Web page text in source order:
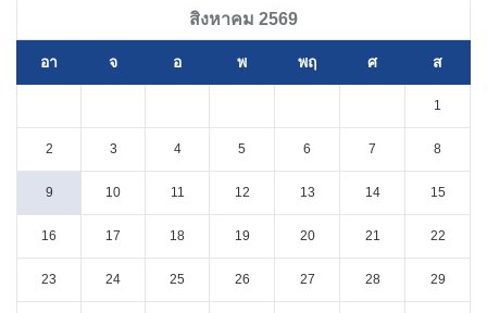
สิงหาคม 2569
อา จ อ พ พฤ ศ ส
1
2 3 4 5 6 7 8
9 10 11 12 13 14 15
16 17 18 19 20 21 22
23 24 25 26 27 28 29